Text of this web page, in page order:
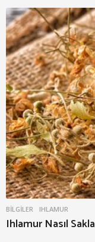
BILGILER IHLAMUR
Ihlamur Nasıl